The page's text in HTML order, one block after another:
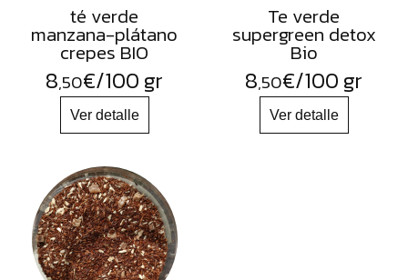
té verde
manzana-plátano
crepes BIO
8,50€/100 gr
Te verde
supergreen detox
Bio
8,50€/100 gr